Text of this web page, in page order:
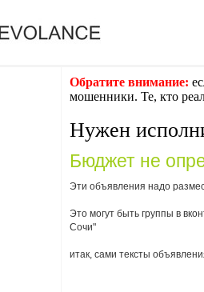
Обратите внимание:
мошенники. Те, кто
Нужен
Бюджет не
Эти объявления надо
Это могут быть группы в
Сочи"
итак, сами тексты